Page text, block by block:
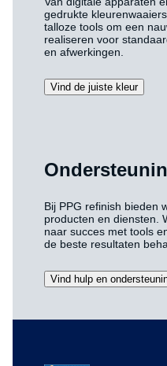
gedrukte
talloze tools om een
realiseren voor
en afwerkingen.
Vind de juiste kleur
Bij PPG refinish bieden
producten en diensten.
naar succes met tools
de beste resultaten
Vind hulp en